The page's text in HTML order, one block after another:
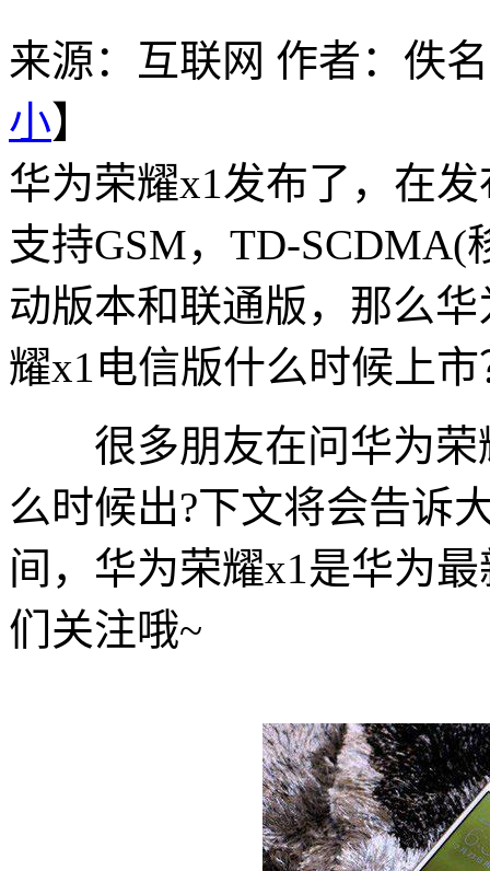
来源：互联网 作者：佚名
小】
华为荣耀x1发布了，在
支持GSM，TD-
动版本和联通版，那么
耀x1电信版什么时候上
很多朋友在问华为荣
么时候出?下文将会告诉
间，华为荣耀x1是华为
们关注哦~